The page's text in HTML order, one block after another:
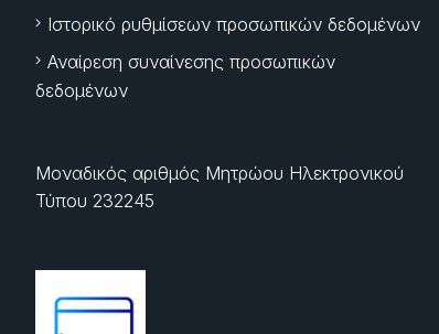
Ιστορικό ρυθμίσεων προσωπικών δεδομένων
Αναίρεση συναίνεσης προσωπικών
δεδομένων
Μοναδικός αριθμός Μητρώου Ηλεκτρονικού
Τύπου 232245